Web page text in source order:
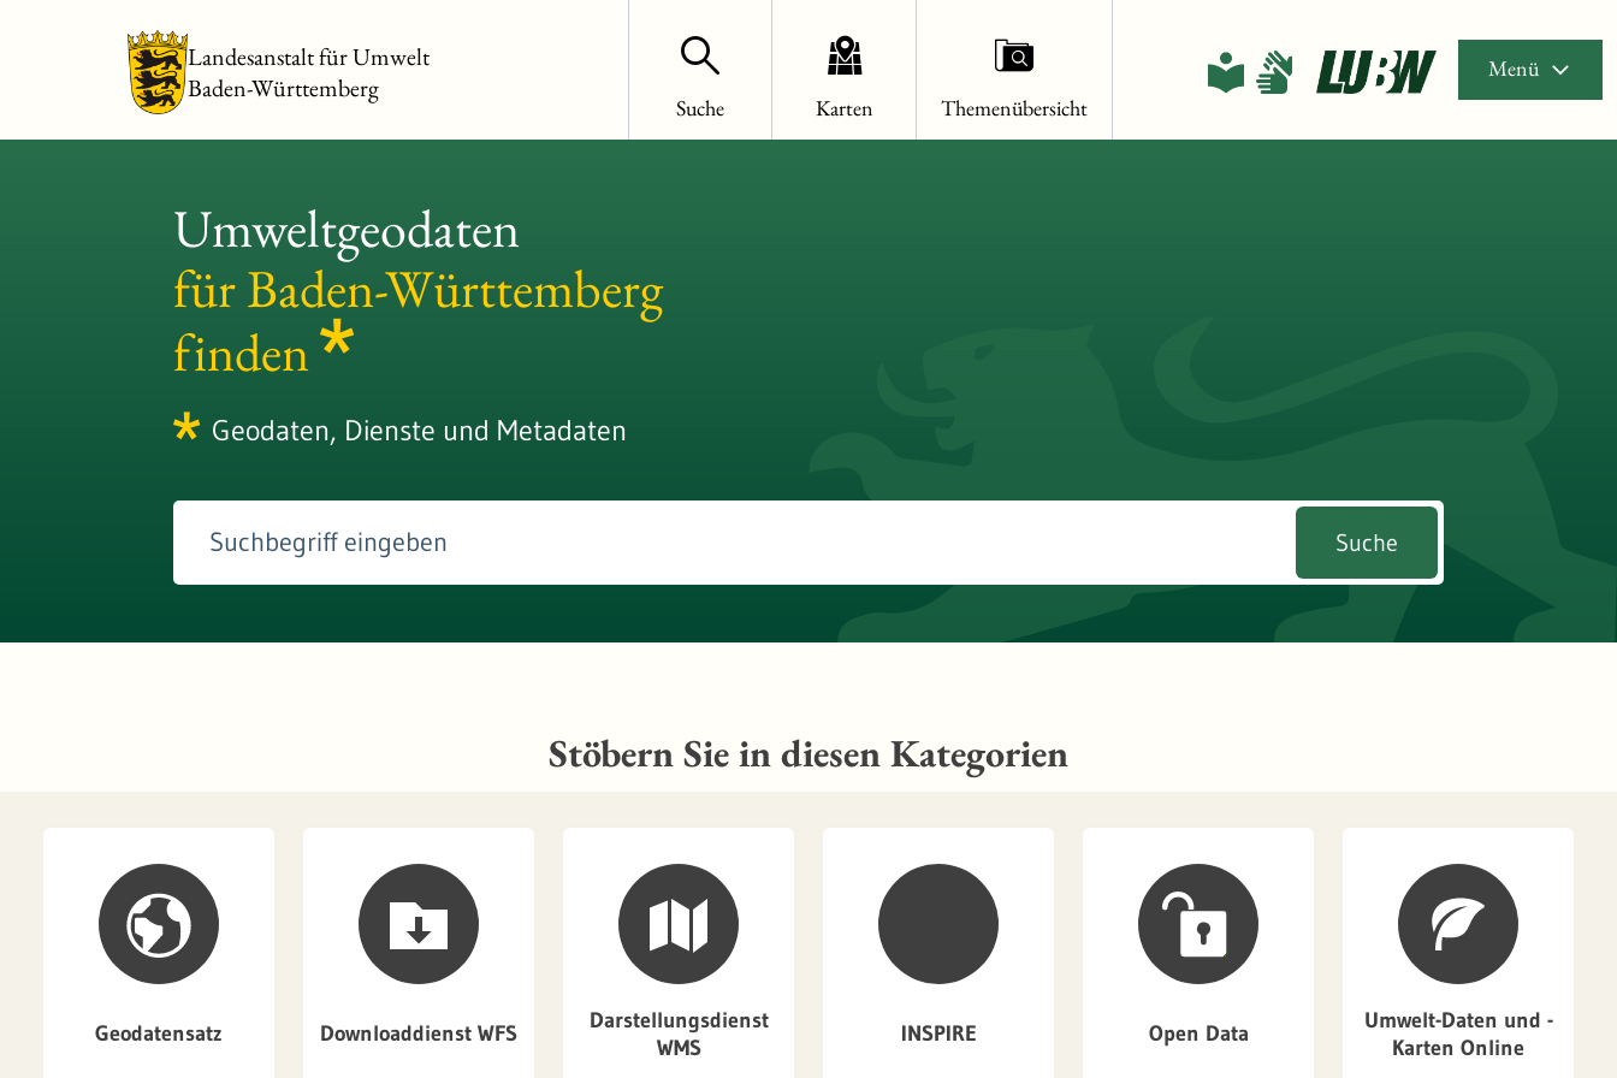
Landesanstalt für Umwelt
Baden-Württemberg
Suche Karten Themenübersicht
Menü
Umweltgeodaten
für Baden-Württemberg
finden
Geodaten, Dienste und Metadaten
Suche
Stöbern Sie in diesen Kategorien
Geodatensatz Downloaddienst WFS
Darstellungsdienst
WMS
INSPIRE Open Data
Umwelt-Daten und -
Karten Online